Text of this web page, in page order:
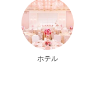
ホテル